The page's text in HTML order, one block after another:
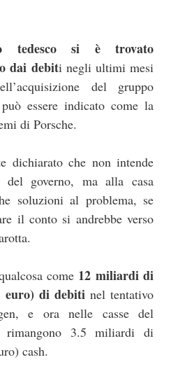
tedesco si è trovato
dai debiti negli ultimi mesi
del gruppo
essere indicato come la
di Porsche.
dichiarato che non intende
del governo, ma alla casa
soluzioni al problema, se
il conto si andrebbe verso
come 12 miliardi di
di debitinel tentativo
e ora nelle casse del
rimangono 3.5 miliardi di
cash.